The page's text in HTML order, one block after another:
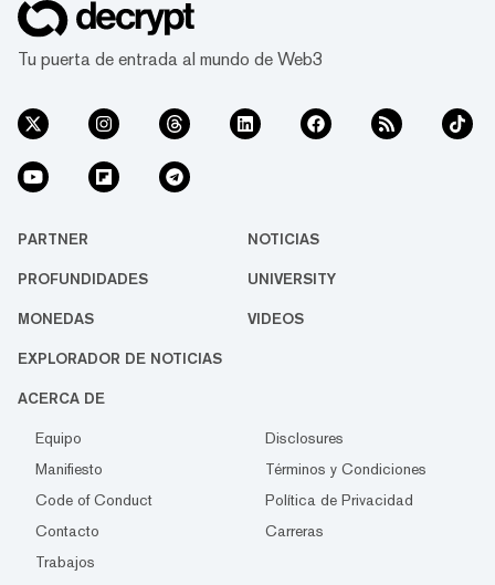
Tu puerta de entrada al mundo de Web3
PARTNER NOTICIAS
PROFUNDIDADES UNIVERSITY
MONEDAS VIDEOS
EXPLORADOR DE NOTICIAS
ACERCA DE
Equipo
Disclosures
Manifiesto
Términos y Condiciones
Code of Conduct
Política de Privacidad
Contacto
Carreras
Trabajos